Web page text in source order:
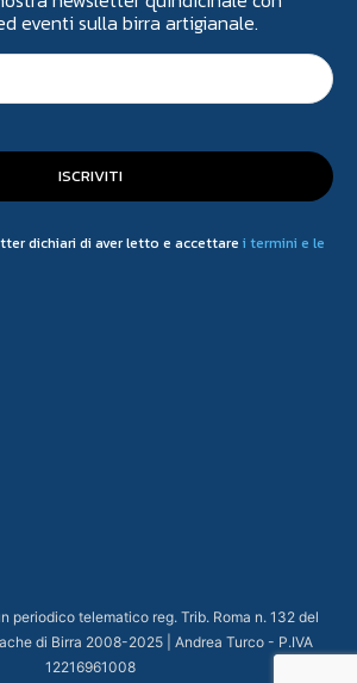
eventi sulla birra artigianale.
ISCRIVITI
dichiari di aver letto e accettare i termini e le
periodico telematico reg. Trib. Roma n. 132 del
di Birra 2008-2025 | Andrea Turco - P.IVA
12216961008